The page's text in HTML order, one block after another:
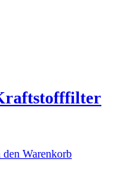
den Warenkorb